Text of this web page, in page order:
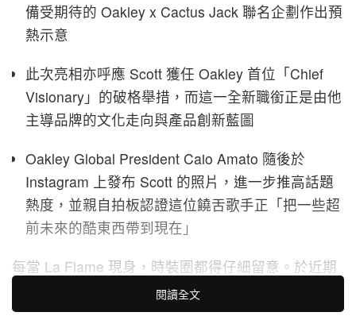
備受期待的 Oakley x Cactus Jack 聯名企劃作出預
熱示意
此次亮相亦呼應 Scott 獲任 Oakley 首位「Chief
Visionary」的破格舉措，而這一全新職銜正是由他
主導品牌的文化走向與產品創新藍圖
Oakley Global President Caio Amato 隨後於
Instagram 上發布 Scott 的照片，進一步推高話題
熱度，並親自拍板認證這位饒舌歌手正「把一些超
前未來的酷東西帶到現在」
每當 La Flame 現身，時裝圈都得仔細留意。於近期
在 Puskás Aréna 上演、由 Paris Saint-Germain 對
閱讀全文